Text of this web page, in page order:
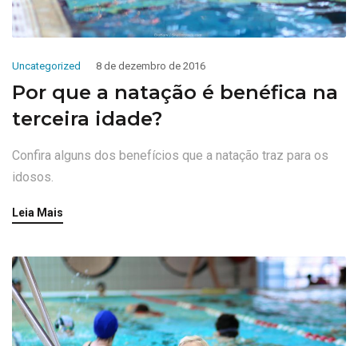
Uncategorized 8 de dezembro de 2016
Por que a natação é benéfica na
terceira idade?
Confira alguns dos benefícios que a natação traz para os
idosos.
Leia Mais